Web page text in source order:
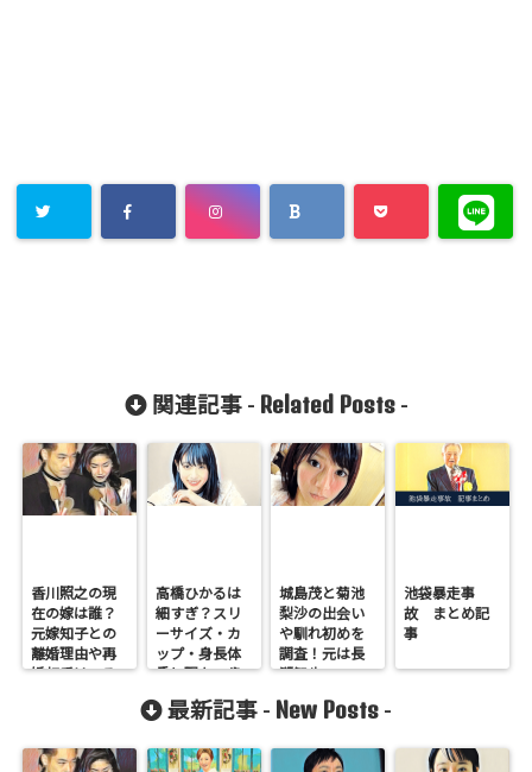
関連記事 - Related Posts-
香川照之の現
在の嫁は誰？
元嫁知子との
離婚理由や再
婚相手はいる
高橋ひかるは
細すぎ？スリ
ーサイズ・カ
ップ・身長体
重と現在の歳
城島茂と菊池
梨沙の出会い
や馴れ初めを
調査！元は長
瀬智也のファ
池袋暴走事
故 まとめ記
事
最新記事 - New Posts -